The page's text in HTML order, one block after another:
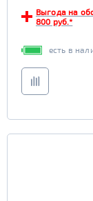
Выгода на
800 руб.*
есть в